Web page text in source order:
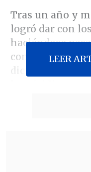
Tras un año y
logró dar con
haciéndose
cometieron una
diciembre de
"pronto"
LEER